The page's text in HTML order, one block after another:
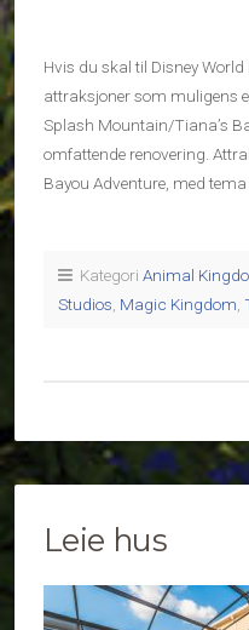
Hvis du skal til Disney
attraksjoner som muligens
Splash Mountain/Tiana’s
omfattende renovering.
Bayou Adventure, med
Kategori Animal
Studios Magic Kingdom
Leie hus